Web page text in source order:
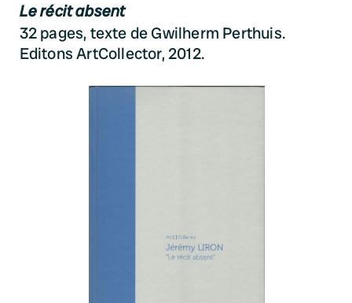
Le récit absent
32 pages, texte de Gwilherm Perthuis.
Editons ArtCollector, 2012.